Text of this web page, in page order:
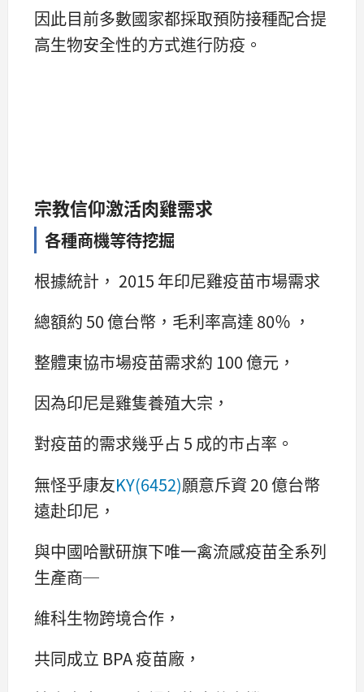
因此目前多數國家都採取預防接種配合提
高生物安全性的方式進行防疫。
宗教信仰激活肉雞需求
各種商機等待挖掘
根據統計， 2015 年印尼雞疫苗市場需求
總額約 50 億台幣，毛利率高達 80％ ，
整體東協市場疫苗需求約 100 億元，
因為印尼是雞隻養殖大宗，
對疫苗的需求幾乎占 5 成的市占率。
無怪乎康友KY(6452)願意斥資 20 億台幣
遠赴印尼，
與中國哈獸研旗下唯一禽流感疫苗全系列
生產商─
維科生物跨境合作，
共同成立 BPA 疫苗廠，